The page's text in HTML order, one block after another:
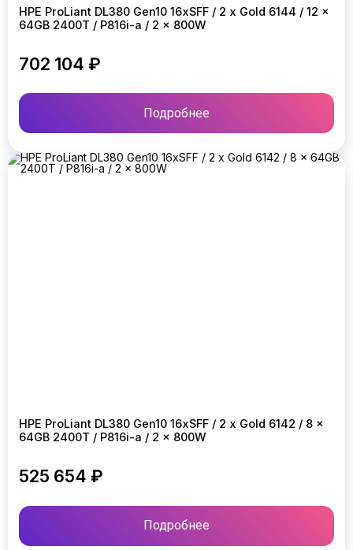
HPE ProLiant DL380 Gen10 16xSFF / 2 x Gold 6144 / 12 x
64GB 2400T / P816i-a / 2 x 800W
702 104 ₽
Подробнее
HPE ProLiant DL380 Gen10 16xSFF / 2 x Gold 6142 / 8 x
64GB 2400T / P816i-a / 2 x 800W
525 654 ₽
Подробнее